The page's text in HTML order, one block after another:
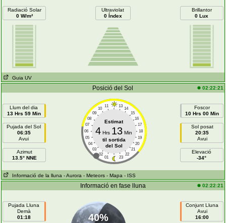
Radiació Solar
0 W/m²
Ultraviolat
0 Índex
Brillantor
0 Lux
Guia UV
Posició del Sol 02:22:21
Llum del dia
13 Hrs 59 Min
Pujada del Sol
06:35
Avui
Azimut
13.5° NNE
11 13
10
14
09
15
08
16
07
17
06
18
05
19
04
20
03
21
02
22
01 23
Estimat
4 Hrs 13 Min
til sortida
del Sol
Foscor
10 Hrs 00 Min
Sol posat
20:35
Avui
Elevació
-34°
Informació de la lluna - Aurora - Meteors - Mapa - ISS
Informació en fase lluna 02:22:21
Pujada Lluna
Demà
01:18
40%
Conjunt Lluna
Avui
16:00